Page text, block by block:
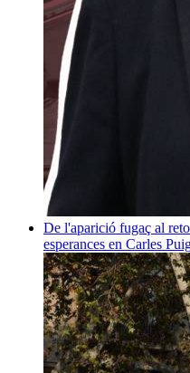
De l'aparició fugaç al
esperances en Carles